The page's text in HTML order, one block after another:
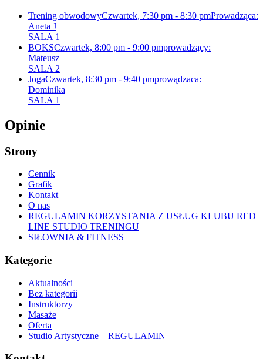
Trening obwodowyCzwartek, 7:30 pm - 8:30 pmProwadząca:
Aneta J
SALA 1
BOKSCzwartek, 8:00 pm - 9:00 pmprowadzący:
Mateusz
SALA 2
JogaCzwartek, 8:30 pm - 9:40 pmprowądzaca:
Dominika
SALA 1
Opinie
Strony
Cennik
Grafik
Kontakt
O nas
REGULAMIN KORZYSTANIA Z USŁUG KLUBU RED
LINE STUDIO TRENINGU
SIŁOWNIA & FITNESS
Kategorie
Aktualności
Bez kategorii
Instruktorzy
Masaże
Oferta
Studio Artystyczne – REGULAMIN